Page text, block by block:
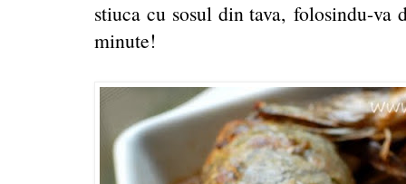
stiuca cu sosul din tava, folosindu-
minute!